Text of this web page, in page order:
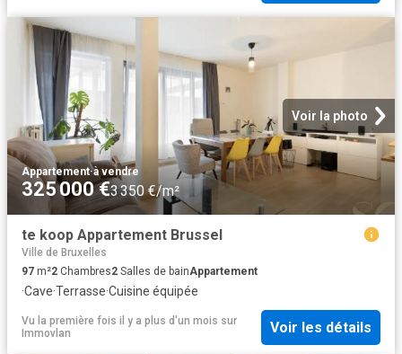
Voir la photo
Appartement·à vendre
325 000 €3 350 €/m²
te koop Appartement Brussel
Ville de Bruxelles
97 m²2 Chambres2 Salles de bainAppartement
·Cave·Terrasse·Cuisine équipée
Vu la première fois il y a plus d'un mois sur
Immovlan
Voir les détails